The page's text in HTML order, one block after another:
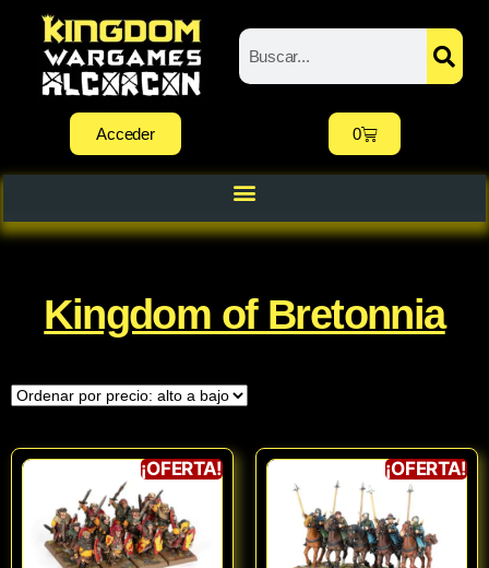
Acceder 0
Kingdom of Bretonnia
¡OFERTA! ¡OFERTA!